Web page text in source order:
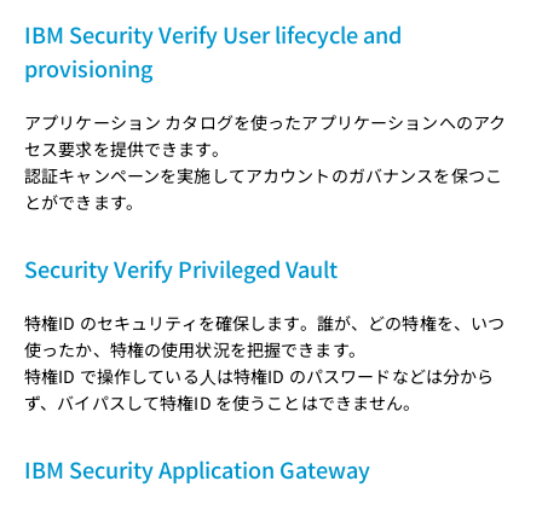
IBM Security Verify User lifecycle and
provisioning
アプリケーション カタログを使ったアプリケーションへのアク
セス要求を提供できます。
認証キャンペーンを実施してアカウントのガバナンスを保つこ
とができます。
Security Verify Privileged Vault
特権ID のセキュリティを確保します。誰が、どの特権を、いつ
使ったか、特権の使用状況を把握できます。
特権ID で操作している⼈は特権ID のパスワードなどは分から
ず、バイパスして特権ID を使うことはできません。
IBM Security Application Gateway